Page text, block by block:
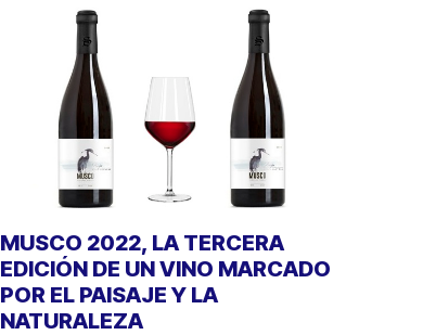
MUSCO 2022, LA TERCERA
EDICIÓN DE UN VINO MARCADO
POR EL PAISAJE Y LA
NATURALEZA